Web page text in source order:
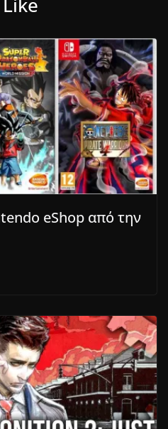
eShop από την